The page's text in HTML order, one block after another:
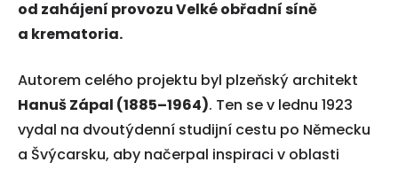
od zahájení provozu Velké obřadní síně
a krematoria.
Autorem celého projektu byl plzeňský architekt
Hanuš Zápal (1885–1964). Ten se v lednu 1923
vydal na dvoutýdenní studijní cestu po Německu
a Švýcarsku, aby načerpal inspiraci v oblasti